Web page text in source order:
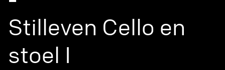
Stilleven Cello en
stoel I